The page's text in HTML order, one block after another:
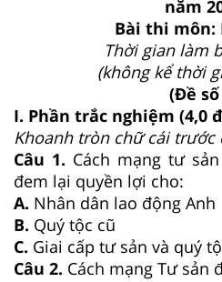
năm
Bài thi môn:
Thời gian làm
(không kể thời
(Đề số
I. Phần trắc nghiệm (4,0
Khoanh tròn chữ cái trước
Câu 1. Cách mạng tư
đem lại quyền lợi cho:
A. Nhân dân lao động Anh
B. Quý tộc cũ
C. Giai cấp tư sản và quý
Câu 2. Cách mạng Tư sản